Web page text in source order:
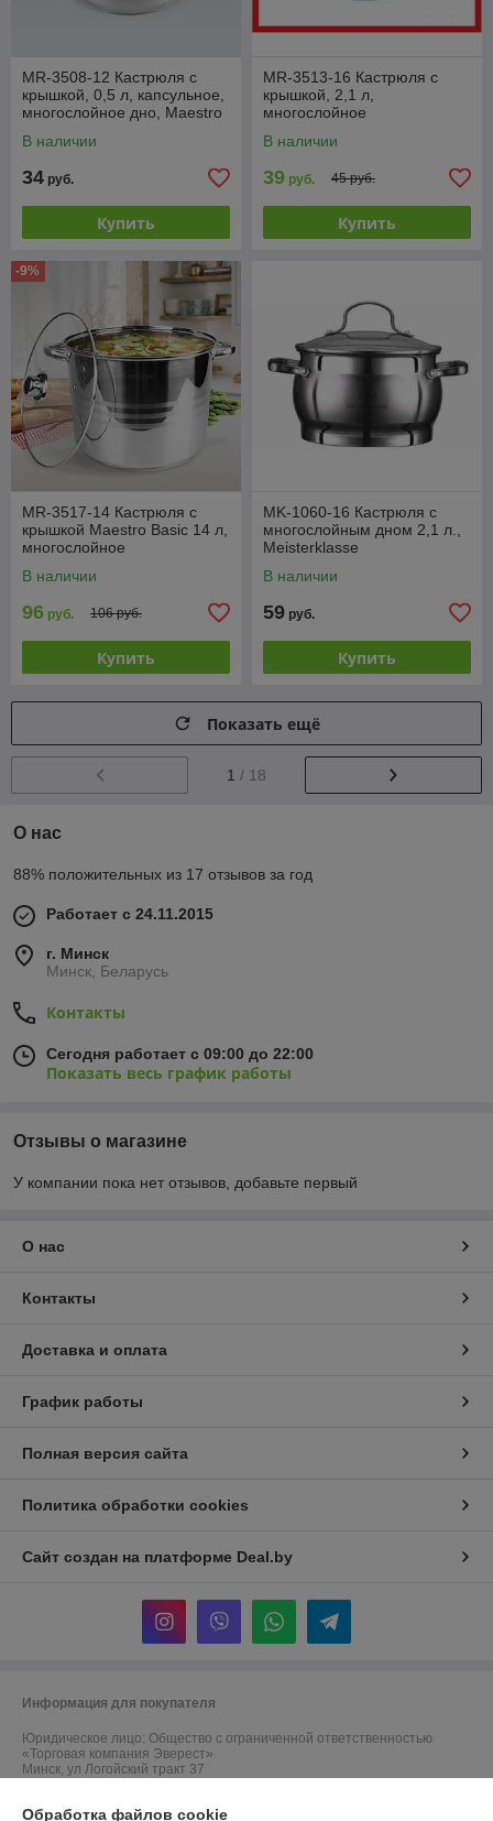
MR-3508-12 Кастрюля с
крышкой, 0,5 л, капсульное,
многослойное дно, Maestro
В наличии
34 руб.
Купить
MR-3513-16 Кастрюля с
крышкой, 2,1 л,
многослойное
Maestro Basic
В наличии
39 руб. 45 руб.
Купить
-9%
MR-3517-14 Кастрюля с
крышкой Maestro Basic 14 л,
многослойное
В наличии
96 руб. 106 руб.
Купить
MK-1060-16 Кастрюля с
многослойным дном 2,1 л.,
Meisterklasse
В наличии
59 руб.
Купить
Показать ещё
1 / 18
О нас
88% положительных из 17 отзывов за год
Работает с 24.11.2015
г. Минск
Минск, Беларусь
Контакты
Сегодня работает с 09:00 до 22:00
Показать весь график работы
Отзывы о магазине
У компании пока нет отзывов, добавьте первый
О нас
Контакты
Доставка и оплата
График работы
Полная версия сайта
Политика обработки cookies
Сайт создан на платформе Deal.by
Информация для покупателя
Юридическое лицо: Общество с ограниченной ответственностью
«Торговая компания Эверест»
Минск, ул Логойский тракт 37
Обработка файлов cookie